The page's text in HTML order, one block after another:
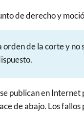
de derecho y
de la corte y
publican en
de abajo. Los